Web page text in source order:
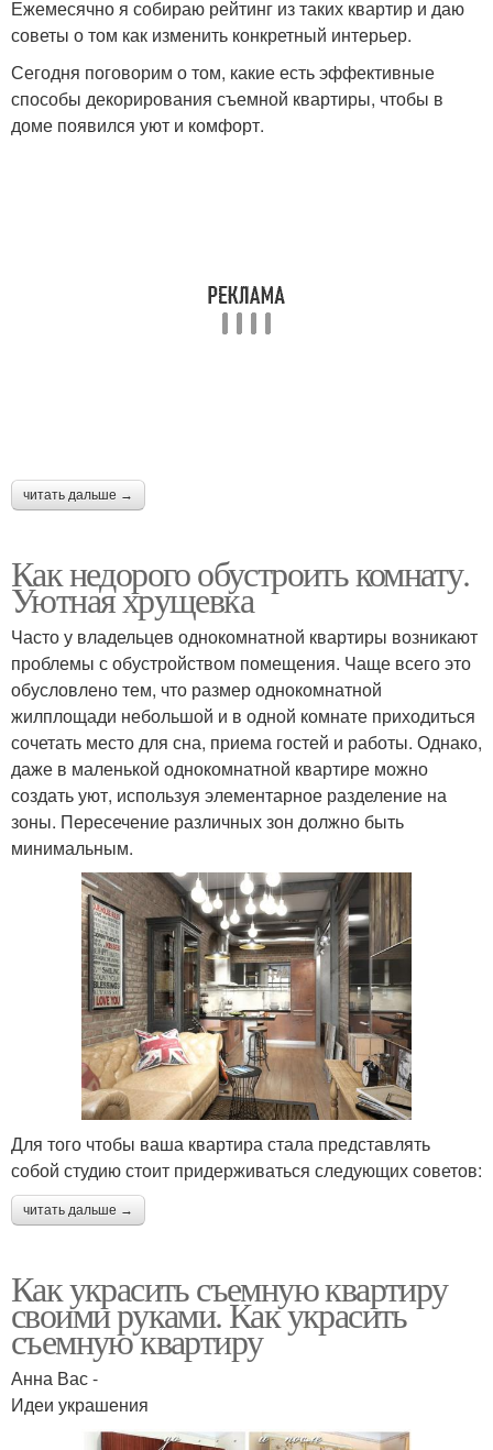
Ежемесячно я собираю рейтинг из таких квартир и даю
советы о том как изменить конкретный интерьер.
Сегодня поговорим о том, какие есть эффективные
способы декорирования съемной квартиры, чтобы в
доме появился уют и комфорт.
читать дальше →
Как недорого обустроить комнату.
Уютная хрущевка
Часто у владельцев однокомнатной квартиры возникают
проблемы с обустройством помещения. Чаще всего это
обусловлено тем, что размер однокомнатной
жилплощади небольшой и в одной комнате приходиться
сочетать место для сна, приема гостей и работы. Однако,
даже в маленькой однокомнатной квартире можно
создать уют, используя элементарное разделение на
зоны. Пересечение различных зон должно быть
минимальным.
Для того чтобы ваша квартира стала представлять
собой студию стоит придерживаться следующих советов:
читать дальше →
Как украсить съемную квартиру
своими руками. Как украсить
съемную квартиру
Анна Вас -
Идеи украшения